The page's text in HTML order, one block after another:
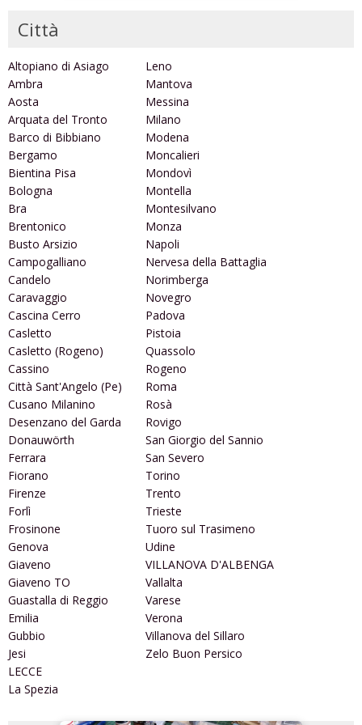
Città
Altopiano di Asiago
Ambra
Aosta
Arquata del Tronto
Barco di Bibbiano
Bergamo
Bientina Pisa
Bologna
Bra
Brentonico
Busto Arsizio
Campogalliano
Candelo
Caravaggio
Cascina Cerro
Casletto
Casletto (Rogeno)
Cassino
Città Sant'Angelo (Pe)
Cusano Milanino
Desenzano del Garda
Donauwörth
Ferrara
Fiorano
Firenze
Forlì
Frosinone
Genova
Giaveno
Giaveno TO
Guastalla di Reggio
Emilia
Gubbio
Jesi
LECCE
La Spezia
Leno
Mantova
Messina
Milano
Modena
Moncalieri
Mondovì
Montella
Montesilvano
Monza
Napoli
Nervesa della Battaglia
Norimberga
Novegro
Padova
Pistoia
Quassolo
Rogeno
Roma
Rosà
Rovigo
San Giorgio del Sannio
San Severo
Torino
Trento
Trieste
Tuoro sul Trasimeno
Udine
VILLANOVA D'ALBENGA
Vallalta
Varese
Verona
Villanova del Sillaro
Zelo Buon Persico